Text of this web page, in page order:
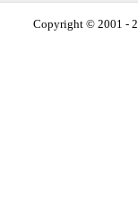
Copyright © 2001 -